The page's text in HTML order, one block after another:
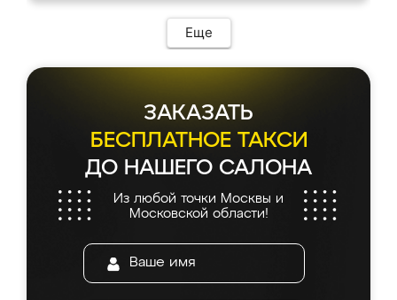
Еще
ЗАКАЗАТЬ
БЕСПЛАТНОЕ ТАКСИ
ДО НАШЕГО САЛОНА
Из любой точки Москвы и
Московской области!